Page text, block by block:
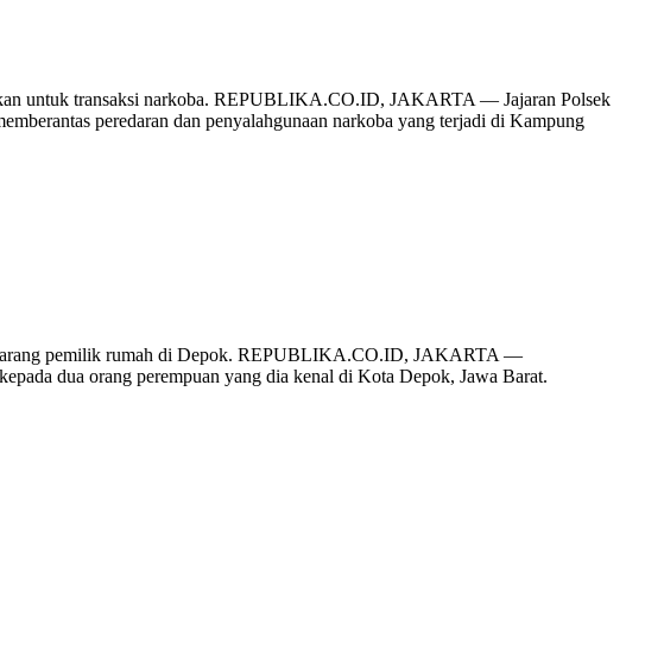
untuk transaksi narkoba. REPUBLIKA.CO.ID, JAKARTA — Jajaran Polsek
peredaran dan penyalahgunaan narkoba yang terjadi di Kampung
pemilik rumah di Depok. REPUBLIKA.CO.ID, JAKARTA —
dua orang perempuan yang dia kenal di Kota Depok, Jawa Barat.